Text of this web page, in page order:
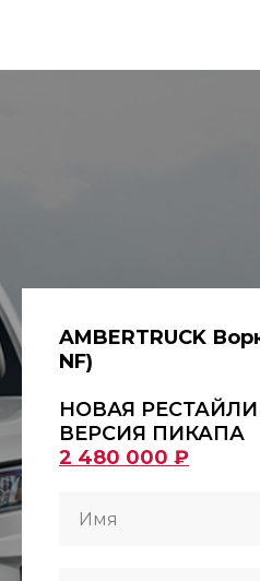
AMBERTRUCK
NF)
НОВАЯ
ВЕРСИЯ ПИКАПА
2 480 000 ₽